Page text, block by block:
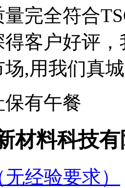
完全符合
客户好评
场,用我们真
保有午餐
材料科技
经验要求）